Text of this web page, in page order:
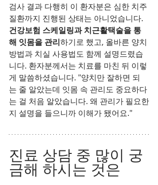
검사 결과 다행히 이 환자분은 심한 치주
질환까지 진행된 상태는 아니었습니다.
건강보험 스케일링과 치근활택술을 통
해 잇몸을 관리하기로 했고, 올바른 양치
방법과 치실 사용법도 함께 설명드렸습
니다. 환자분께서는 치료를 마친 뒤 이렇
게 말씀하셨습니다. "양치만 잘하면 되
는 줄 알았는데 잇몸 속 관리도 중요하다
는 걸 처음 알았습니다. 왜 관리가 필요한
지 설명을 들으니까 이해가 됐어요."
진료 상담 중 많이 궁
금해 하시는 것은